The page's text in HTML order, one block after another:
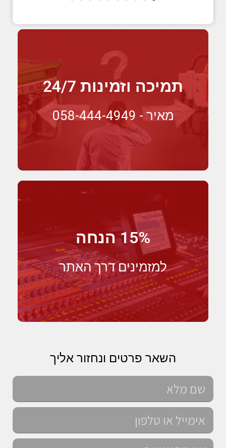
תמיכה וזמינות 24/7
מאיר - 058-444-4949
15% הנחה
למזמינים דרך האתר
השאר פרטים ונחזור אליך